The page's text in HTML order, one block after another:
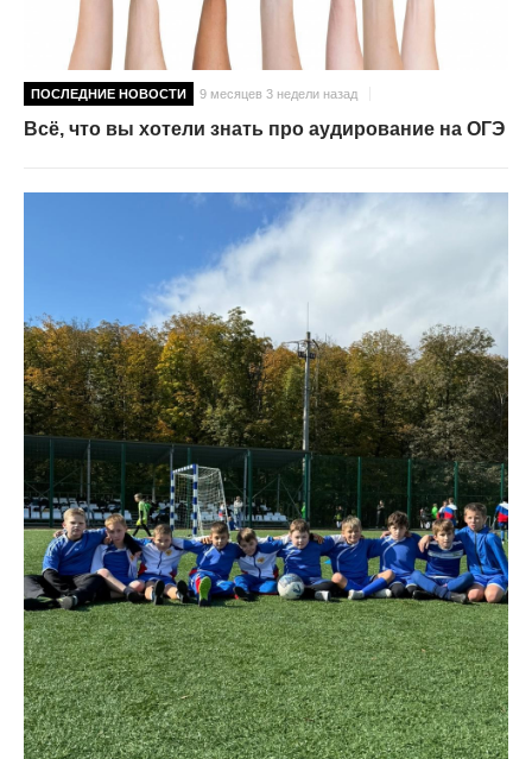
ПОСЛЕДНИЕ НОВОСТИ 9 месяцев 3 недели назад
Всё, что вы хотели знать про аудирование на ОГЭ